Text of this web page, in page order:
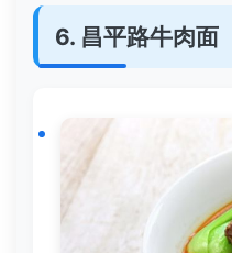
6. 昌平路牛肉面